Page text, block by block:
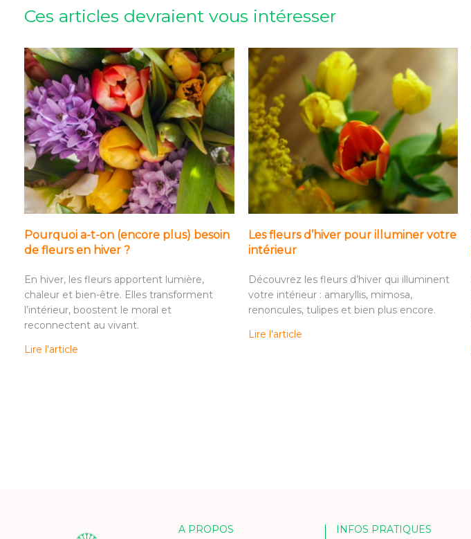
Ces articles devraient vous intéresser
Pourquoi a-t-on (encore plus) besoin
de fleurs en hiver ?
En hiver, les fleurs apportent lumière,
chaleur et bien-être. Elles transforment
l’intérieur, boostent le moral et
reconnectent au vivant.
Lire l'article
Les fleurs d’hiver pour illuminer votre
intérieur
Découvrez les fleurs d’hiver qui illuminent
votre intérieur : amaryllis, mimosa,
renoncules, tulipes et bien plus encore.
Lire l'article
A PROPOS INFOS PRATIQUES